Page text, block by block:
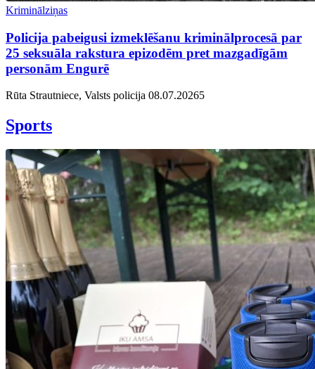
Kriminālziņas
Policija pabeigusi izmeklēšanu kriminālprocesā par
25 seksuāla rakstura epizodēm pret mazgadīgām
personām Engurē
Rūta Strautniece, Valsts policija 08.07.20265
Sports